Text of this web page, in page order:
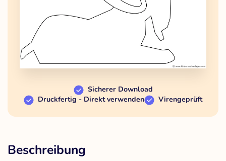
Sicherer Download
Druckfertig - Direkt verwenden
Virengeprüft
Beschreibung